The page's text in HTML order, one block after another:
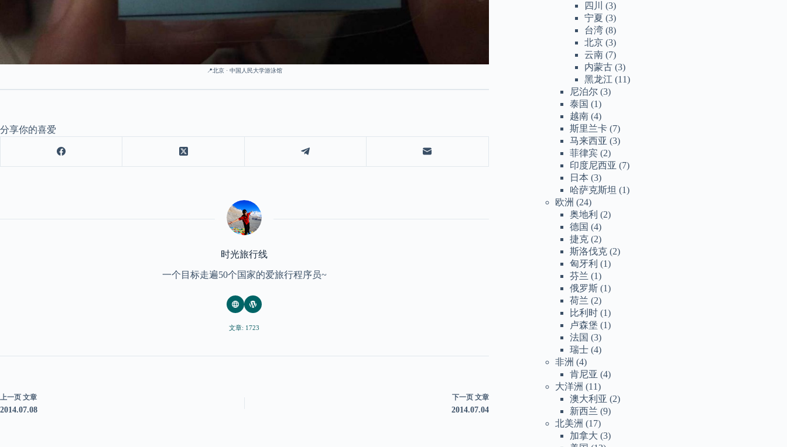
📍北京 · 中国人民大学游泳馆
分享你的喜爱
时光旅行线
一个目标走遍50个国家的爱旅行程序员~
文章: 1723
上一页 文章
2014.07.08
下一页 文章
2014.07.04
四川
(3)
宁夏 (3)
台湾 (8)
北京 (3)
云南 (7)
内蒙古 (3)
黑龙江 (11)
尼泊尔 (3)
泰国 (1)
越南 (4)
斯里兰卡 (7)
马来西亚 (3)
菲律宾 (2)
印度尼西亚 (7)
日本 (3)
哈萨克斯坦 (1)
欧洲 (24)
奥地利 (2)
德国 (4)
捷克 (2)
斯洛伐克 (2)
匈牙利 (1)
芬兰 (1)
俄罗斯 (1)
荷兰 (2)
比利时 (1)
卢森堡 (1)
法国 (3)
瑞士 (4)
非洲 (4)
肯尼亚 (4)
大洋洲 (11)
澳大利亚 (2)
新西兰 (9)
北美洲 (17)
加拿大 (3)